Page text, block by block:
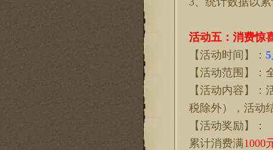
活动五：消费惊
【活动时间】：
【活动范围】：
【活动内容】：
税除外），活动
【活动奖励】：
累计消费满1000